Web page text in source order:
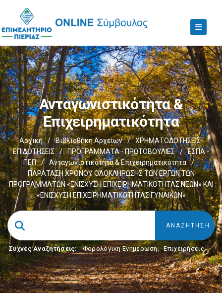
Ανταγωνιστικότητα &
Επιχειρηματικότητα
Αρχική / Βιβλιοθήκη Αρχείων /
ΧΡΗΜΑΤΟΔΟΤΗΣΕΙΣ-
ΕΠΙΔΟΤΗΣΕΙΣ
/ ΠΡΟΓΡΑΜΜΑΤΑ - ΠΡΩΤΟΒΟΥΛΙΕΣ /
ΕΣΠΑ -
ΠΕΠ
/ Ανταγωνιστικότητα & Επιχειρηματικότητα
/
ΠΑΡΑΤΑΣΗ ΧΡΟΝΟΥ ΟΛΟΚΛΗΡΩΣΗΣ ΤΩΝ ΕΡΓΩΝ ΤΩΝ
ΠΡΟΓΡΑΜΜΑΤΩΝ «ΕΝΙΣΧΥΣΗ ΕΠΙΧΕΙΡΗΜΑΤΙΚΟΤΗΤΑΣ ΝΕΩΝ» ΚΑΙ
«ΕΝΙΣΧΥΣΗ ΕΠΙΧΕΙΡΗΜΑΤΙΚΟΤΗΤΑΣ ΓΥΝΑΙΚΩΝ»
Συχνές Αναζητήσεις: Φορολογικη Ενημέρωση, Επιχειρήσεις